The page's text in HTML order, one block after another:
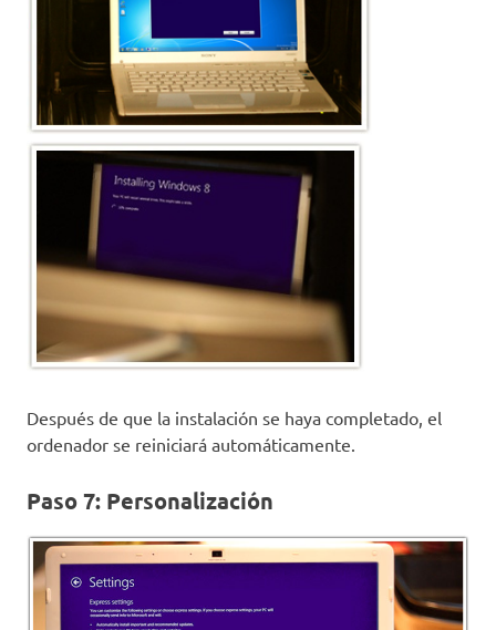
Después de que la instalación se haya completado, el
ordenador se reiniciará automáticamente.
Paso 7: Personalización